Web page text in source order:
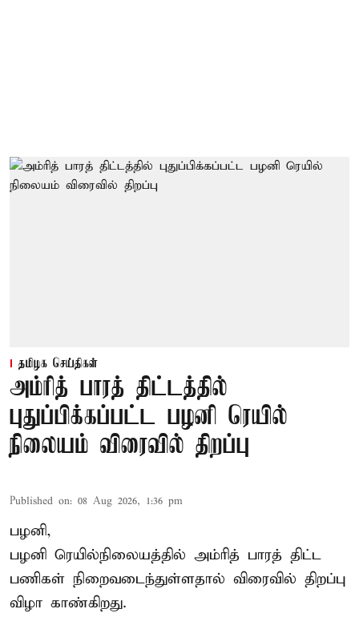
தமிழக செய்திகள்
அம்ரித் பாரத் திட்டத்தில்
புதுப்பிக்கப்பட்ட பழனி ரெயில்
நிலையம் விரைவில் திறப்பு
Published on: 08 Aug 2026, 1:36 pm
பழனி,
பழனி ரெயில்நிலையத்தில் அம்ரித் பாரத் திட்ட
பணிகள் நிறைவடைந்துள்ளதால் விரைவில் திறப்பு
விழா காண்கிறது.